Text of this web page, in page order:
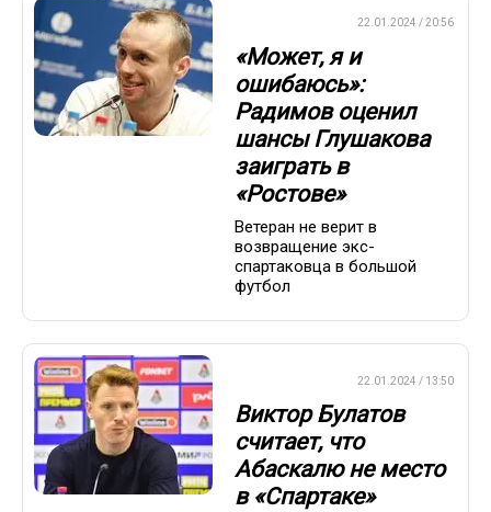
22.01.2024 / 20:56
«Может, я и
ошибаюсь»:
Радимов оценил
шансы Глушакова
заиграть в
«Ростове»
Ветеран не верит в
возвращение экс-
спартаковца в большой
футбол
22.01.2024 / 13:50
Виктор Булатов
считает, что
Абаскалю не место
в «Спартаке»